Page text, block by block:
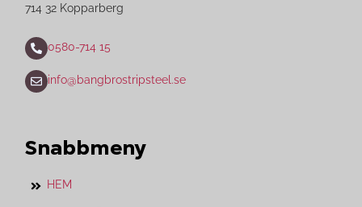
714 32 Kopparberg
0580-714 15
info@bangbrostripsteel.se
Snabbmeny
HEM